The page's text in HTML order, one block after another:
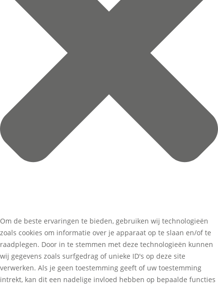
Om de beste ervaringen te bieden, gebruiken wij technologieën
zoals cookies om informatie over je apparaat op te slaan en/of te
raadplegen. Door in te stemmen met deze technologieën kunnen
wij gegevens zoals surfgedrag of unieke ID's op deze site
verwerken. Als je geen toestemming geeft of uw toestemming
intrekt, kan dit een nadelige invloed hebben op bepaalde functies